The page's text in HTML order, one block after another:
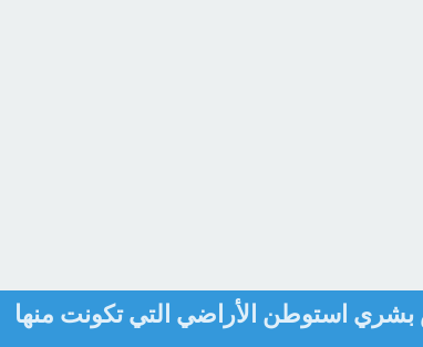
استوطن الأراضي التي تكونت منها